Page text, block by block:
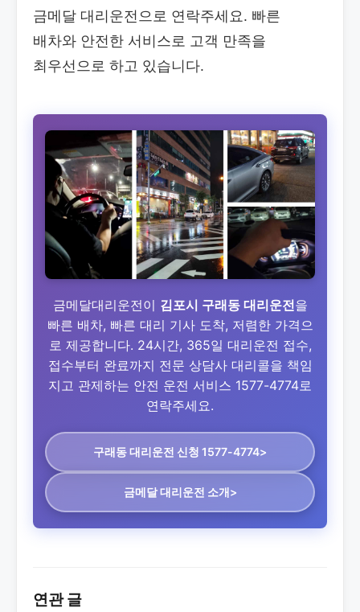
금메달 대리운전으로 연락주세요. 빠른
배차와 안전한 서비스로 고객 만족을
최우선으로 하고 있습니다.
금메달대리운전이 김포시 구래동 대리운전을
빠른 배차, 빠른 대리 기사 도착, 저렴한 가격으
로 제공합니다. 24시간, 365일 대리운전 접수,
접수부터 완료까지 전문 상담사 대리콜을 책임
지고 관제하는 안전 운전 서비스 1577-4774로
연락주세요.
구래동 대리운전 신청 1577-4774>
금메달 대리운전 소개>
연관 글